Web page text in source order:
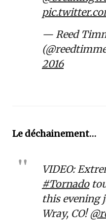
— Reed
2016
Le déchainement…
VIDEO:
#Tornado
this evening
Wray, CO!